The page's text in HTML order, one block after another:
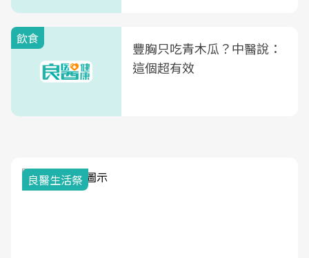
飲食
豐胸只吃青木瓜？中醫說：
這個超有效
良醫生活祭